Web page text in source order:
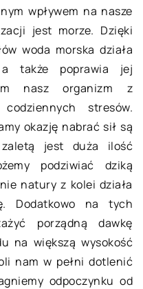
wpływem na nasze
jest morze. Dzięki
woda morska działa
także poprawia jej
nasz organizm z
stresów.
okazję nabrać sił są
jest duża ilość
podziwiać dziką
natury z kolei działa
Dodatkowo na tych
porządną dawkę
na większą wysokość
nam w pełni dotlenić
odpoczynku od